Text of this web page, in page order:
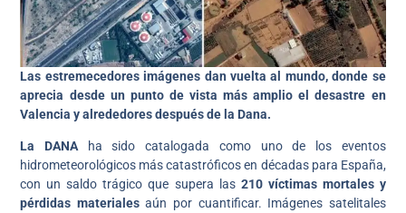
Las estremecedores imágenes dan vuelta al mundo, donde se
aprecia desde un punto de vista más amplio el desastre en
Valencia y alrededores después de la Dana.
La DANA ha sido catalogada como uno de los eventos
hidrometeorológicos más catastróficos en décadas para España,
con un saldo trágico que supera las210 víctimas mortales y
pérdidas materialesaún por cuantificar. Imágenes satelitales